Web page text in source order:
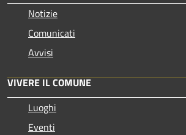
Notizie
Comunicati
Avvisi
VIVERE IL COMUNE
Luoghi
Eventi